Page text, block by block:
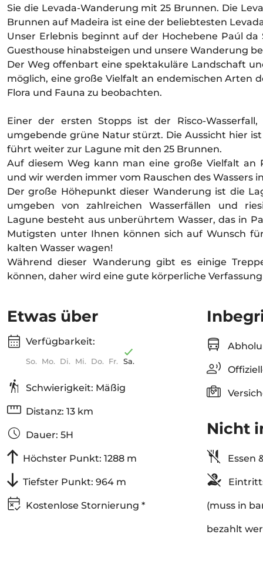
Sie die Levada-Wanderung mit 25 Brunnen. Die
Brunnen auf Madeira ist eine der beliebtesten
Unser Erlebnis beginnt auf der Hochebene Paúl da
Guesthouse hinabsteigen und unsere Wanderung
Der Weg offenbart eine spektakuläre Landschaft
möglich, eine große Vielfalt an endemischen Arten
Flora und Fauna zu beobachten.
Einer der ersten Stopps ist der Risco-
umgebende grüne Natur stürzt. Die Aussicht hier
führt weiter zur Lagune mit den 25 Brunnen.
Auf diesem Weg kann man eine große Vielfalt an
und wir werden immer vom Rauschen des Wassers
Der große Höhepunkt dieser Wanderung ist die
umgeben von zahlreichen Wasserfällen und
Lagune besteht aus unberührtem Wasser, das in
Mutigsten unter Ihnen können sich auf Wunsch
kalten Wasser wagen!
Während dieser Wanderung gibt es einige
können, daher wird eine gute körperliche
Etwas über
Verfügbarkeit:
So. Mo. Di. Mi. Do. Fr. Sa.
Schwierigkeit: Mäßig
Distanz: 13 km
Dauer: 5H
Höchster Punkt: 1288 m
Tiefster Punkt: 964 m
Kostenlose Stornierung *
Nicht
Essen
(muss in
bezahlt